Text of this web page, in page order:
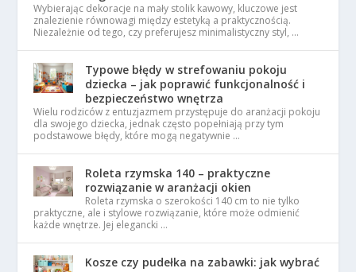
Wybierając dekoracje na mały stolik kawowy, kluczowe jest
znalezienie równowagi między estetyką a praktycznością.
Niezależnie od tego, czy preferujesz minimalistyczny styl, …
Typowe błędy w strefowaniu pokoju
dziecka – jak poprawić funkcjonalność i
bezpieczeństwo wnętrza
Wielu rodziców z entuzjazmem przystępuje do aranżacji pokoju
dla swojego dziecka, jednak często popełniają przy tym
podstawowe błędy, które mogą negatywnie …
Roleta rzymska 140 – praktyczne
rozwiązanie w aranżacji okien
Roleta rzymska o szerokości 140 cm to nie tylko
praktyczne, ale i stylowe rozwiązanie, które może odmienić
każde wnętrze. Jej elegancki …
Kosze czy pudełka na zabawki: jak wybrać